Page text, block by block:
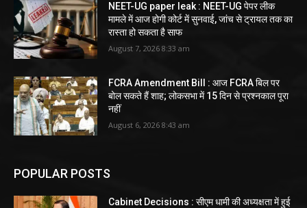
NEET-UG paper leak : NEET-UG पेपर लीक
मामले में आज होगी कोर्ट में सुनवाई, जांच से ट्रायल तक का
रास्ता हो सकता है साफ
August 7, 2026 8:33 am
FCRA Amendment Bill : आज FCRA बिल पर
बोल सकते हैं शाह; लोकसभा में 15 दिन से प्रश्नकाल पूरा
नहीं
August 6, 2026 8:43 am
POPULAR POSTS
Cabinet Decisions : सीएम धामी की अध्यक्षता में हुई